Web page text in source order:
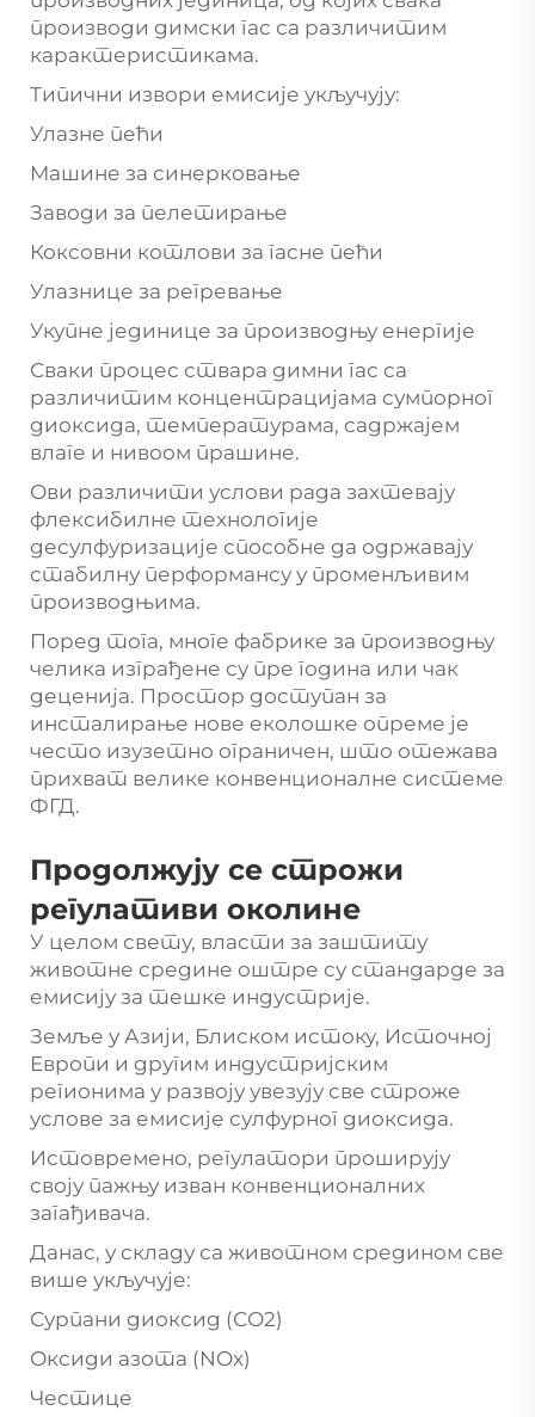
производи димски гас са различитим
карактеристикама.
Типични извори емисије укључују:
Улазне пећи
Машине за синерковање
Заводи за пелетирање
Коксовни котлови за гасне пећи
Улазнице за регревање
Укупне јединице за производњу енергије
Сваки процес ствара димни гас са
различитим концентрацијама сумпорног
диоксида, температурама, садржајем
влаге и нивоом прашине.
Ови различити услови рада захтевају
флексибилне технологије
десулфуризације способне да одржавају
стабилну перформансу у променљивим
производњима.
Поред тога, многе фабрике за производњу
челика изграђене су пре година или чак
деценија. Простор доступан за
инсталирање нове еколошке опреме је
често изузетно ограничен, што отежава
прихват велике конвенционалне системе
ФГД.
Продолжују се строжи
регулативи околине
У целом свету, власти за заштиту
животне средине оштре су стандарде за
емисију за тешке индустрије.
Земље у Азији, Блиском истоку, Источној
Европи и другим индустријским
регионима у развоју увезују све строже
услове за емисије сулфурног диоксида.
Истовремено, регулатори проширују
своју пажњу изван конвенционалних
загађивача.
Данас, у складу са животном средином све
више укључује:
Сурпани диоксид (СО2)
Оксиди азота (NOx)
Честице